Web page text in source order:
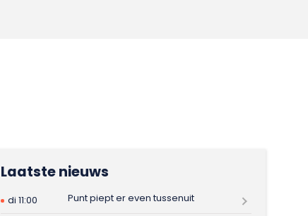
Laatste nieuws
di 11:00
Punt piept er even tussenuit